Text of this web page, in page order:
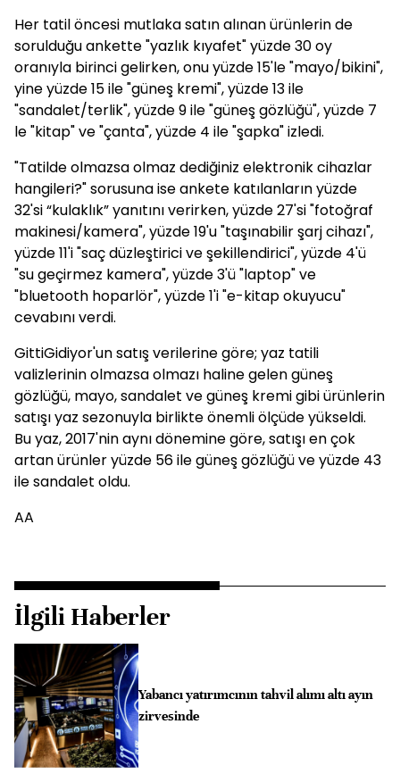
Her tatil öncesi mutlaka satın alınan ürünlerin de
sorulduğu ankette "yazlık kıyafet" yüzde 30 oy
oranıyla birinci gelirken, onu yüzde 15'le "mayo/bikini",
yine yüzde 15 ile "güneş kremi", yüzde 13 ile
"sandalet/terlik", yüzde 9 ile "güneş gözlüğü", yüzde 7
le "kitap" ve "çanta", yüzde 4 ile "şapka" izledi.
"Tatilde olmazsa olmaz dediğiniz elektronik cihazlar
hangileri?" sorusuna ise ankete katılanların yüzde
32'si “kulaklık” yanıtını verirken, yüzde 27'si "fotoğraf
makinesi/kamera", yüzde 19'u "taşınabilir şarj cihazı",
yüzde 11'i "saç düzleştirici ve şekillendirici", yüzde 4'ü
"su geçirmez kamera", yüzde 3'ü "laptop" ve
"bluetooth hoparlör", yüzde 1'i "e-kitap okuyucu"
cevabını verdi.
GittiGidiyor'un satış verilerine göre; yaz tatili
valizlerinin olmazsa olmazı haline gelen güneş
gözlüğü, mayo, sandalet ve güneş kremi gibi ürünlerin
satışı yaz sezonuyla birlikte önemli ölçüde yükseldi.
Bu yaz, 2017'nin aynı dönemine göre, satışı en çok
artan ürünler yüzde 56 ile güneş gözlüğü ve yüzde 43
ile sandalet oldu.
AA
İlgili Haberler
Yabancı yatırımcının tahvil alımı altı ayın
zirvesinde